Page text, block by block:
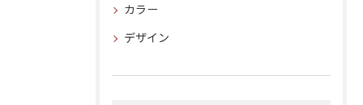
カラー
デザイン